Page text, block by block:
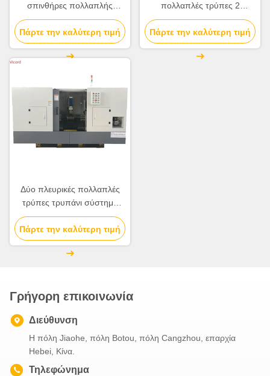
σπινθήρες πολλαπλής
γεώτρησης για εξαρτήματα
σωλήνων βαλβίδων
Πάρτε την καλύτερη τιμή
πολλαπλές τρύπες 2
πλευρών 1500KG Μηχανή
τρυπήματος CNC
Πάρτε την καλύτερη τιμή
Δύο πλευρικές πολλαπλές
τρύπες τρυπάνι σύστημα
ελέγχου PLC 600-1000mm
μέγιστο μήκος επεξεργασίας
Πάρτε την καλύτερη τιμή
Γρήγορη επικοινωνία
Διεύθυνση
Η πόλη Jiaohe, πόλη Botou, πόλη Cangzhou, επαρχία
Hebei, Κίνα.
Τηλεφώνημα